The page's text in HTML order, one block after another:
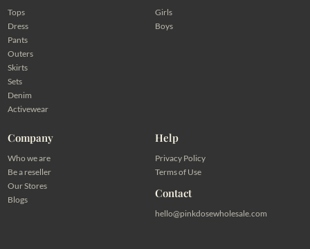
Tops
Dress
Pants
Outers
Skirts
Sets
Denim
Activewear
Girls
Boys
Company
Who we are
Be a reseller
Our Stores
Blogs
Help
Privacy Policy
Terms of Use
Contact
hello@pinkdosewholesale.com